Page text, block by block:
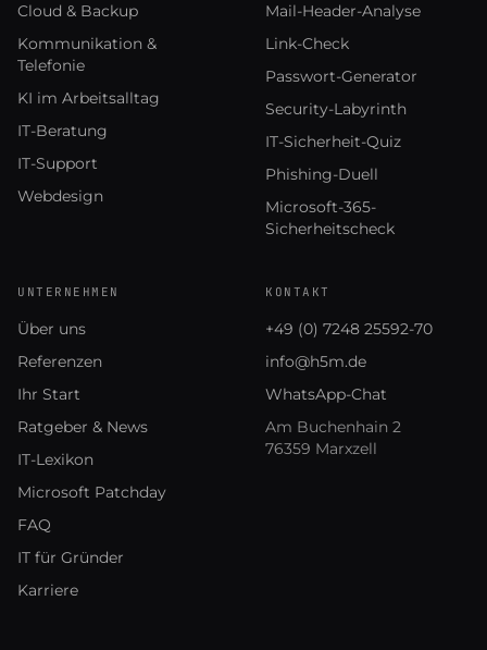
Cloud & Backup
Kommunikation &
Telefonie
KI im Arbeitsalltag
IT-Beratung
IT-Support
Webdesign
Mail-Header-Analyse
Link-Check
Passwort-Generator
Security-Labyrinth
IT-Sicherheit-Quiz
Phishing-Duell
Microsoft-365-
Sicherheitscheck
UNTERNEHMEN
Über uns
Referenzen
Ihr Start
Ratgeber & News
IT-Lexikon
Microsoft Patchday
FAQ
IT für Gründer
Karriere
KONTAKT
+49 (0) 7248 25592-70
info@h5m.de
WhatsApp-Chat
Am Buchenhain 2
76359 Marxzell